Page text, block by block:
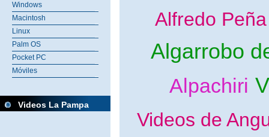
Windows
Macintosh
Linux
Palm OS
Pocket PC
Móviles
Videos La Pampa
Alfredo Peña
Algarrobo
Alpachiri
Videos de